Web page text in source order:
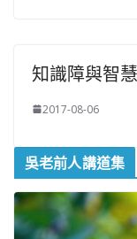
知識障與智慧
2017-08-06
吳老前人講道集